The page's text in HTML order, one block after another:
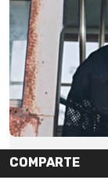
COMPARTE